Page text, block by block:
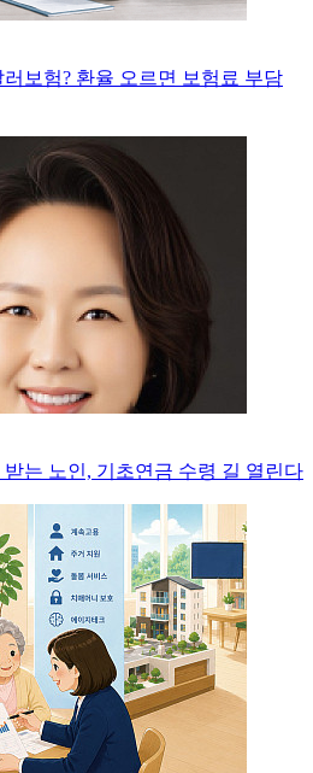
보험? 환율 오르면 보험료 부담
는 노인, 기초연금 수령 길 열린다